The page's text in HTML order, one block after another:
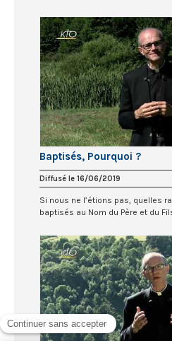
Baptisés, Pourquoi ?
Diffusé le 16/06/2019
Si nous ne l’étions pas, quelles
baptisés au Nom du Père et du